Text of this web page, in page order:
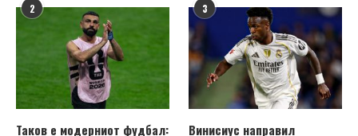
2
Таков е модерниот фудбал:
3
Винисиус направил